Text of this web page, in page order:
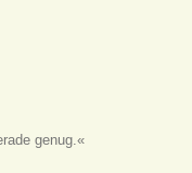
genug.«